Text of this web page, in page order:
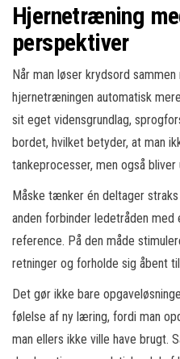
Hjernetræning
perspektiver
Når man løser krydsord
hjernetræningen automatisk
sit eget vidensgrundlag,
bordet, hvilket betyder, at man
tankeprocesser, men også
Måske tænker én deltager
anden forbinder ledetråden med
reference. På den måde
retninger og forholde sig åbent
Det gør ikke bare
følelse af ny læring, fordi man
man ellers ikke ville have brugt.